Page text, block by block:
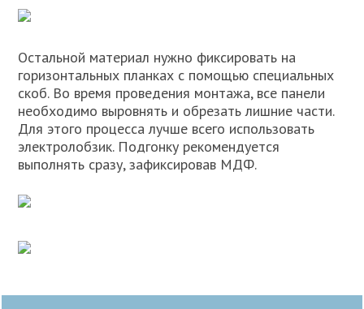
Остальной материал нужно фиксировать на
горизонтальных планках с помощью специальных
скоб. Во время проведения монтажа, все панели
необходимо выровнять и обрезать лишние части.
Для этого процесса лучше всего использовать
электролобзик. Подгонку рекомендуется
выполнять сразу, зафиксировав МДФ.